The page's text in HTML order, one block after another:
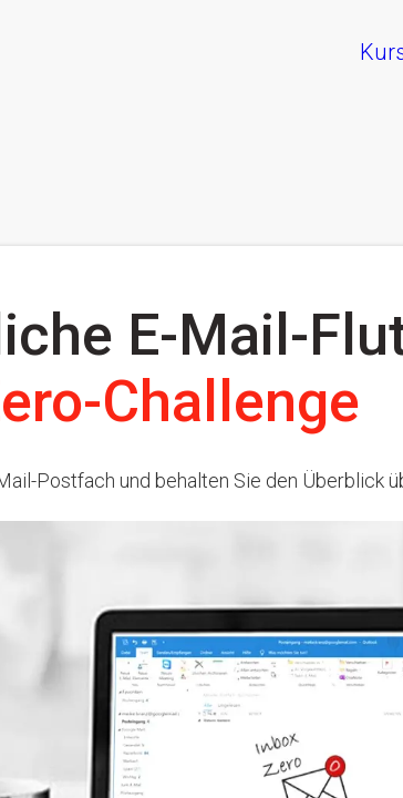
E-Mail-
Challenge
Postfach und behalten Sie den Überblick